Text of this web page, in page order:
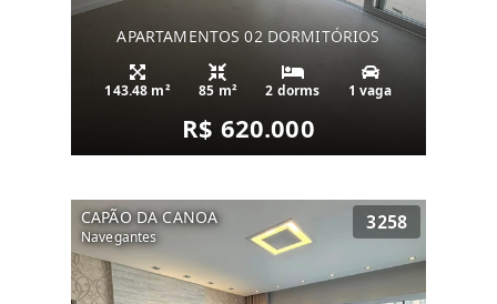
APARTAMENTOS 02 DORMITÓRIOS
143.48 m² 85 m² 2 dorms 1 vaga
R$ 620.000
CAPÃO DA CANOA
Navegantes
3258